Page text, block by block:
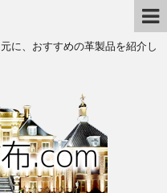
に、おすすめの革製品を紹介し